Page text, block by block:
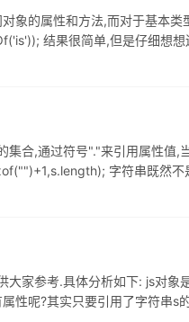
象的属性和方法,而对于基本
结果很简单,但是仔细想
合,通过符号"."来引用属性值
字符串既然不
家参考.具体分析如下: js对
性呢?其实只要引用了字符串